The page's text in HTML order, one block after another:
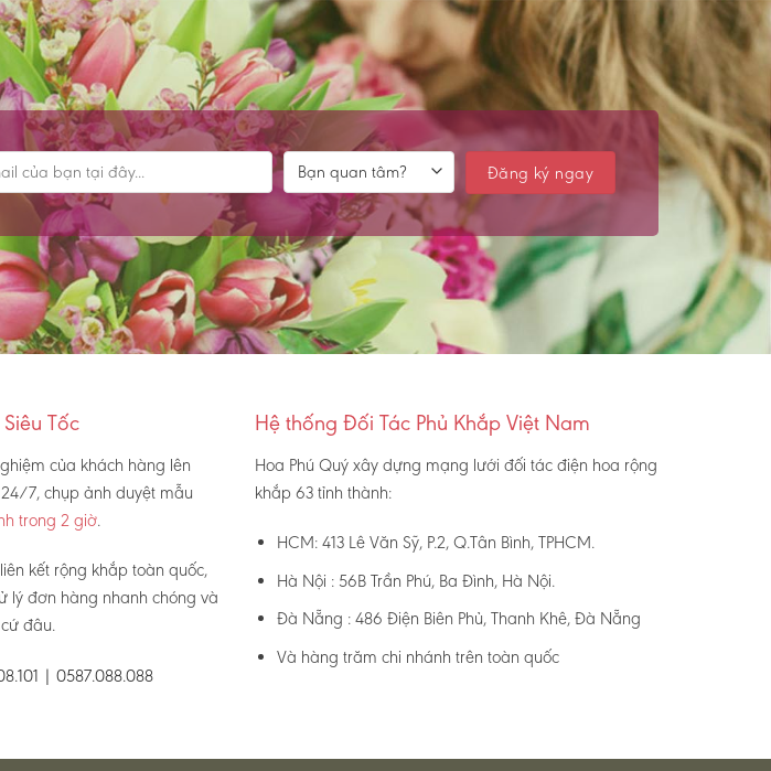
Tốc
của khách hàng lên
7, chụp ảnh duyệt mẫu
trong 2 giờ.
kết rộng khắp toàn quốc,
lý đơn hàng nhanh chóng và
đâu.
| 0587.088.088
Hệ thống Đối Tác Phủ Khắp Việt Nam
Hoa Phú Quý xây dựng mạng lưới đối tác điện hoa rộng
khắp 63 tỉnh thành:
HCM: 413 Lê Văn Sỹ, P.2, Q.Tân Bình, TPHCM.
Hà Nội : 56B Trần Phú, Ba Đình, Hà Nội.
Đà Nẵng : 486 Điện Biên Phủ, Thanh Khê, Đà Nẵng
Và hàng trăm chi nhánh trên toàn quốc